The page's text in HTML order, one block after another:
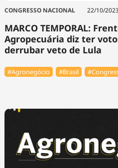
CONGRESSO NACIONAL 22/10/
MARCO TEMPORAL:
Agropecuária diz ter
derrubar veto de Lula
#Agronegócio #Brasil